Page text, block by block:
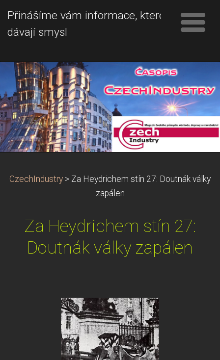
Přinášíme vám informace, které
dávají smysl
CzechIndustry > Za Heydrichem stín 27: Doutnák války
zapálen
Za Heydrichem stín 27:
Doutnák války zapálen